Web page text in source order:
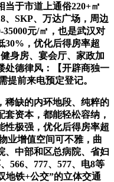
于市道上通俗220+㎡
、SKP、万达广场，周边
元/㎡，也是武汉对
30%，优化后得房率超
身房、宴会厅、家政加
处德律风：【开辟商独一
提前来电预定登记。
缺的内环地段、纯粹的
资本，都能轻松容纳，
性极强，优化后得房率超
业增值空间可不雅，曲
、中部和区总病院、省妇
566、777、577、电8等
地铁+公交”的立体交通